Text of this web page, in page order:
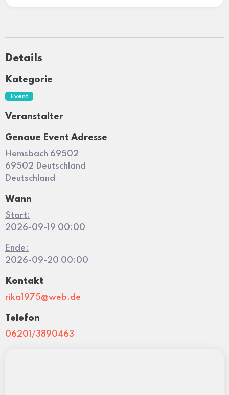
Details
Kategorie
Event
Veranstalter
Genaue Event Adresse
Hemsbach 69502
69502 Deutschland
Deutschland
Wann
Start:
2026-09-19 00:00
Ende:
2026-09-20 00:00
Kontakt
rika1975@web.de
Telefon
06201/3890463